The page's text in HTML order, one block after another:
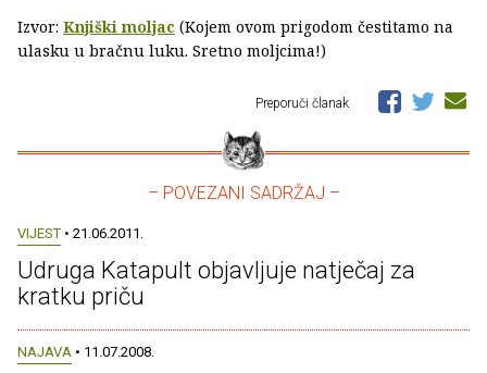
Izvor: Knjiški moljac (Kojem ovom prigodom čestitamo na
ulasku u bračnu luku. Sretno moljcima!)
Preporuči članak
– POVEZANI SADRŽAJ –
VIJEST • 21.06.2011.
Udruga Katapult objavljuje natječaj za
kratku priču
NAJAVA • 11.07.2008.